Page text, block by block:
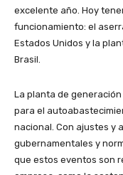
excelente año. Hoy
funcionamiento: el
Estados Unidos y la
Brasil.
La planta de
para el
nacional. Con ajustes y
gubernamentales y
que estos eventos son